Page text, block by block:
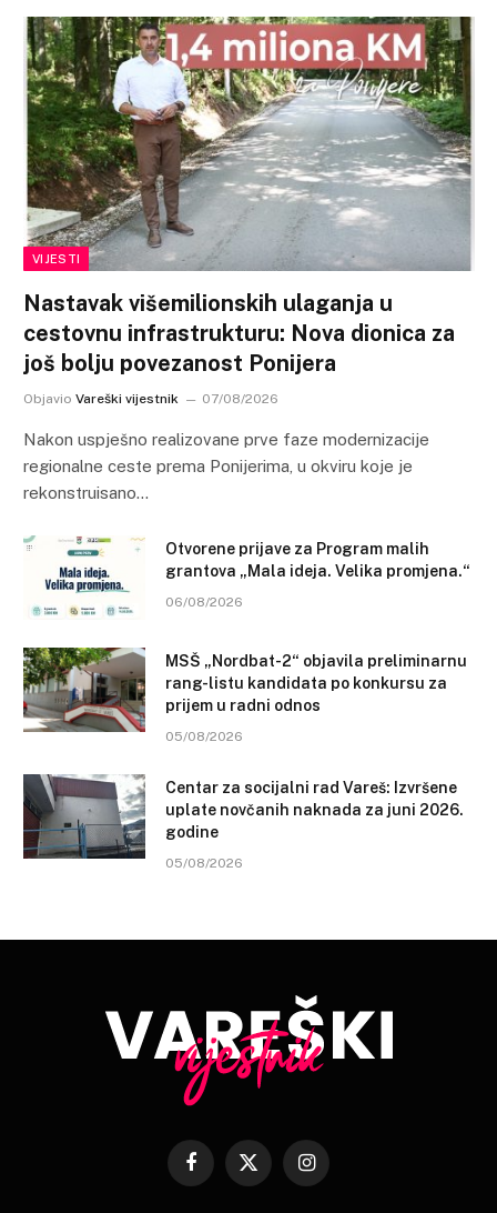
VIJESTI
Nastavak višemilionskih ulaganja u
cestovnu infrastrukturu: Nova dionica za
još bolju povezanost Ponijera
Objavio Vareški vijestnik 07/08/2026
Nakon uspješno realizovane prve faze modernizacije
regionalne ceste prema Ponijerima, u okviru koje je
rekonstruisano…
Otvorene prijave za Program malih
grantova „Mala ideja. Velika promjena.“
06/08/2026
MSŠ „Nordbat-2“ objavila preliminarnu
rang-listu kandidata po konkursu za
prijem u radni odnos
05/08/2026
Centar za socijalni rad Vareš: Izvršene
uplate novčanih naknada za juni 2026.
godine
05/08/2026
Facebook
X
Instagram